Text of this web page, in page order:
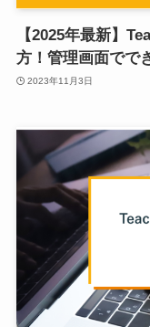
【2025年最新】
方！管理画面でで
2023年11月3日